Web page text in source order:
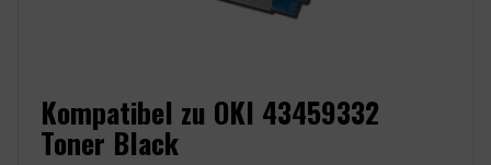
Kompatibel zu OKI 43459332
Toner Black